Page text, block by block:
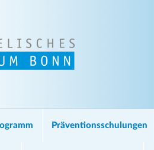
Präventionsschulungen